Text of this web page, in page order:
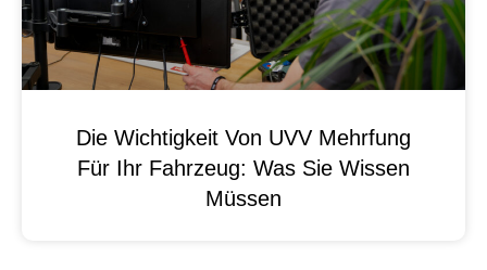
Die Wichtigkeit Von UVV Mehrfung
Für Ihr Fahrzeug: Was Sie Wissen
Müssen